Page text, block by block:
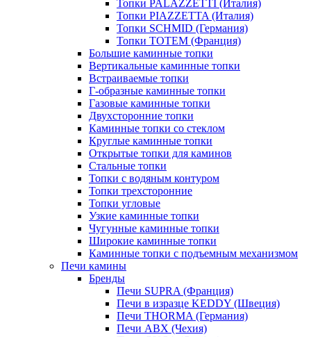
Топки PALAZZETTI (Италия)
Топки PIAZZETTA (Италия)
Топки SCHMID (Германия)
Топки TOTEM (Франция)
Большие каминные топки
Вертикальные каминные топки
Встраиваемые топки
Г-образные каминные топки
Газовые каминные топки
Двухсторонние топки
Каминные топки со стеклом
Круглые каминные топки
Открытые топки для каминов
Стальные топки
Топки с водяным контуром
Топки трехсторонние
Топки угловые
Узкие каминные топки
Чугунные каминные топки
Широкие каминные топки
Каминные топки с подъемным механизмом
Печи камины
Бренды
Печи SUPRA (Франция)
Печи в изразце KEDDY (Швеция)
Печи THORMA (Германия)
Печи ABX (Чехия)